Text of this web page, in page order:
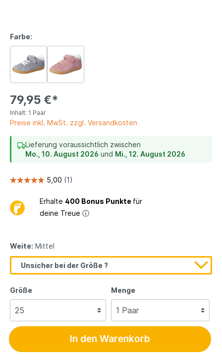
Farbe:
79,95 €*
Inhalt: 1 Paar
Preise inkl. MwSt. zzgl. Versandkosten
Lieferung voraussichtlich zwischen
Mo., 10. August 2026 und Mi., 12. August 2026
Erhalte 400 Bonus Punkte für
deine Treue ⓘ
Weite: Mittel
Unsicher bei der Größe ?
Größe Menge
In den Warenkorb